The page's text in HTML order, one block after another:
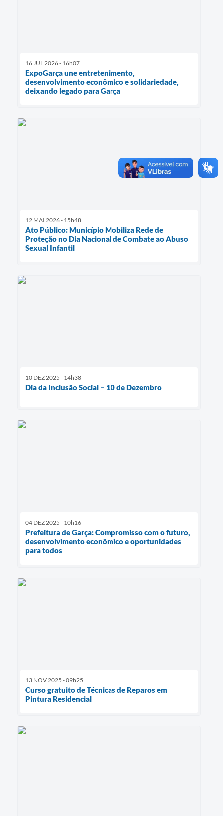
16 JUL 2026 - 16h07
ExpoGarça une entretenimento,
desenvolvimento econômico e solidariedade,
deixando legado para Garça
12 MAI 2026 - 15h48
Ato Público: Município Mobiliza Rede de
Proteção no Dia Nacional de Combate ao Abuso
Sexual Infantil
10 DEZ 2025 - 14h38
Dia da Inclusão Social – 10 de Dezembro
04 DEZ 2025 - 10h16
Prefeitura de Garça: Compromisso com o futuro,
desenvolvimento econômico e oportunidades
para todos
13 NOV 2025 - 09h25
Curso gratuito de Técnicas de Reparos em
Pintura Residencial